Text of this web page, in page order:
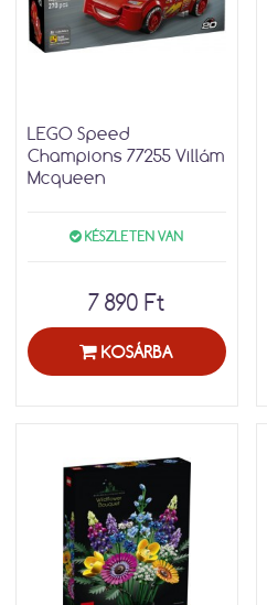
LEGO Speed
Champions 77255 Villám
Mcqueen
KÉSZLETEN VAN
7 890 Ft
KOSÁRBA